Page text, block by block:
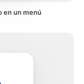
en un menú